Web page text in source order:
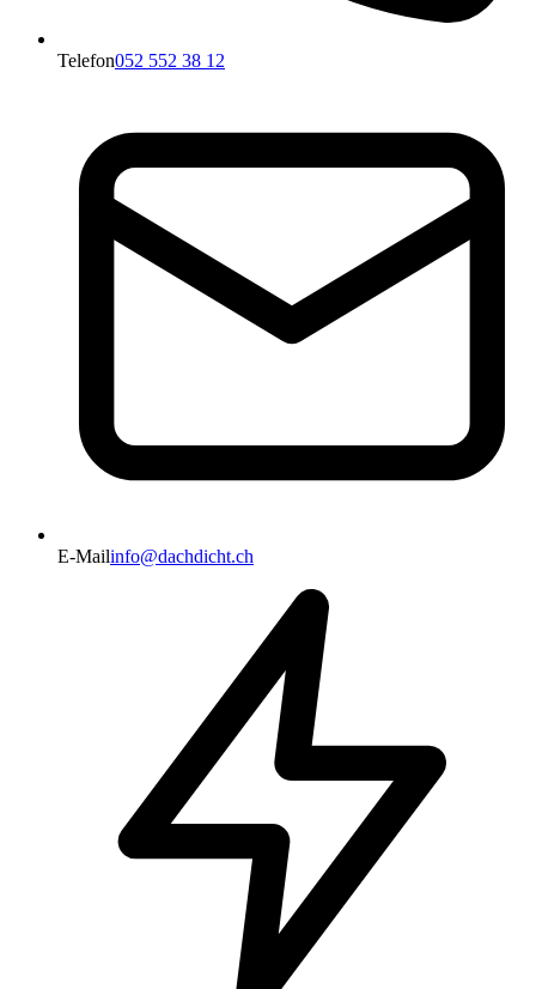
Telefon052 552 38 12
E-Mailinfo@dachdicht.ch